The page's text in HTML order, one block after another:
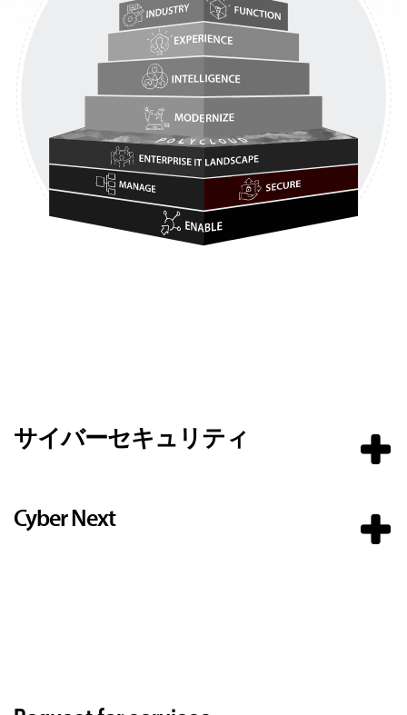
サイバーセキュリティ
Cyber Next